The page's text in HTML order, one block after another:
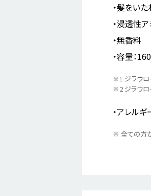
髪をいた
浸透性ア
無香料
容量：
※1 ジラウロ
※2 ジラウ
アレルギ
※ 全ての方